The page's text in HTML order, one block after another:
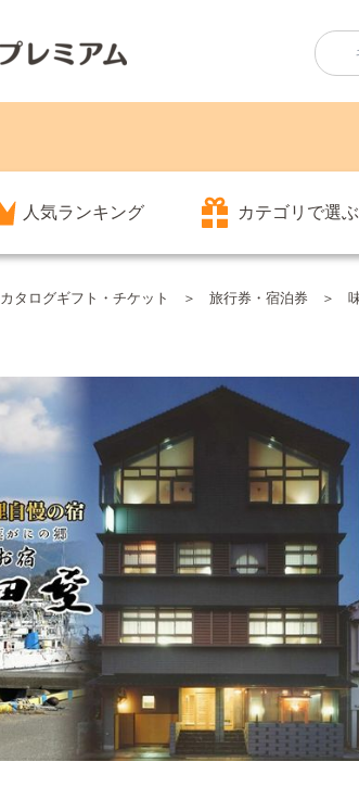
人気ランキング カテゴリで選ぶ
カタログギフト・チケット 旅行券・宿泊券